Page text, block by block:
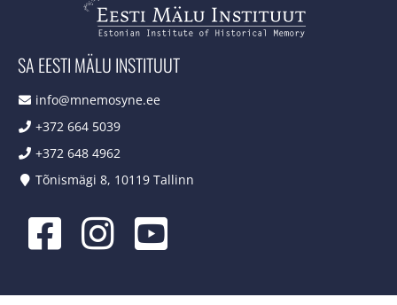
SA EESTI MÄLU INSTITUUT
info@mnemosyne.ee
+372 664 5039
+372 648 4962
Tõnismägi 8, 10119 Tallinn